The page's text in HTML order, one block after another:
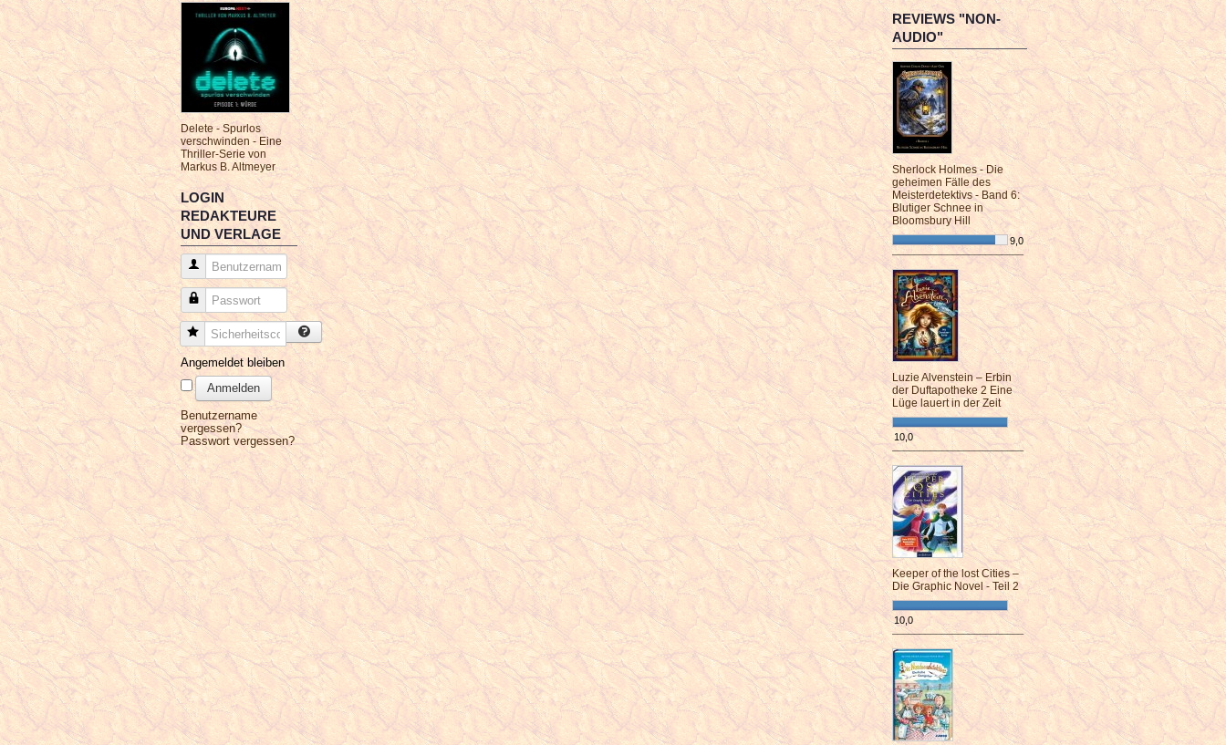
Delete - Spurlos
verschwinden - Eine
Thriller-Serie von
Markus B. Altmeyer
LOGIN
REDAKTEURE
UND VERLAGE
Benutzername
Passwort
Sicherheitscode
Angemeldet bleiben
Anmelden
Benutzername
vergessen?
Passwort vergessen?
REVIEWS "NON-
AUDIO"
Sherlock Holmes - Die
geheimen Fälle des
Meisterdetektivs - Band 6:
Blutiger Schnee in
Bloomsbury Hill
9,0
¯¯¯¯¯¯¯¯¯¯¯¯¯¯¯¯¯¯¯¯¯¯¯¯
Luzie Alvenstein – Erbin
der Duftapotheke 2 Eine
Lüge lauert in der Zeit
10,0
¯¯¯¯¯¯¯¯¯¯¯¯¯¯¯¯¯¯¯¯¯¯¯¯
Keeper of the lost Cities –
Die Graphic Novel - Teil 2
10,0
¯¯¯¯¯¯¯¯¯¯¯¯¯¯¯¯¯¯¯¯¯¯¯¯